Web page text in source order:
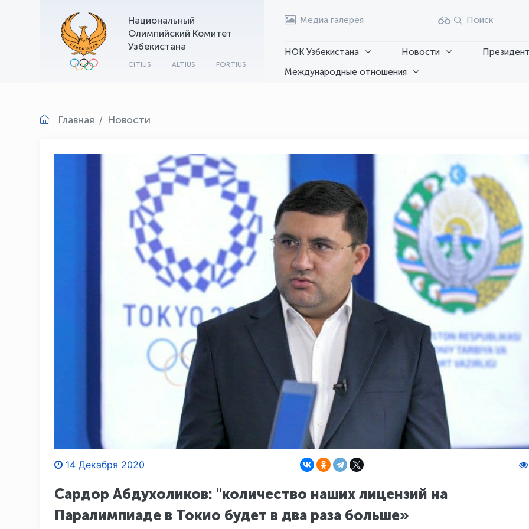
Национальный
Олимпийский Комитет
Узбекистана
CITIUS ALTIUS FORTIUS
Медиа галерея Поиск
НОК Узбекистана Новости
Международные отношения
Главная Новости
14 Декабря 2020
Сардор Абдухоликов: "количество наших лицензий на
Паралимпиаде в Токио будет в два раза больше»